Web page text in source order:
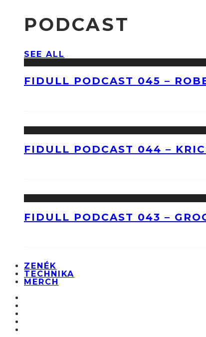
PODCAST
SEE ALL
FIDULL PODCAST 045 –
FIDULL PODCAST 044 –
FIDULL PODCAST 043 –
ZENÉK
TECHNIKA
MERCH